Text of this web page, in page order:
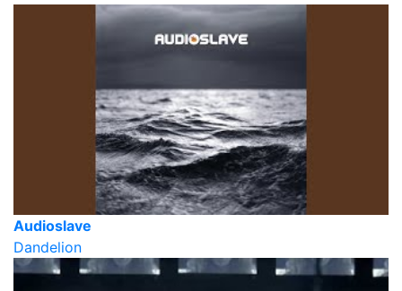
Audioslave
Dandelion